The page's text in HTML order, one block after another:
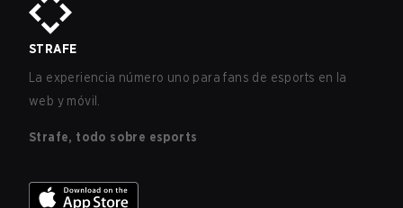
STRAFE
La experiencia número uno para fans de esports en la
web y móvil.
Strafe, todo sobre esports